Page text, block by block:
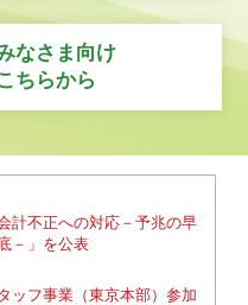
なさま向け
ちらから
計不正への対応－予兆の早
－」を公表
ッフ事業（東京本部）参加